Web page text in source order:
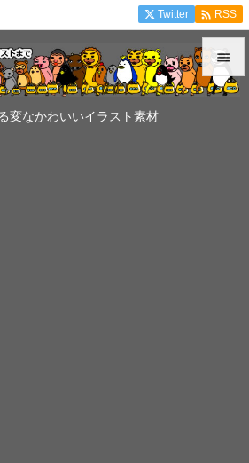
変なかわいいイラスト素材


Twitter  RSS